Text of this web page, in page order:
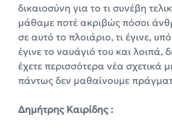
δικαιοσύνη για το τι συνέβη
μάθαμε ποτέ ακριβώς πόσοι
σε αυτό το πλοιάριο, τι έγινε,
έγινε το ναυάγιό του και λοιπά,
έχετε περισσότερα νέα σχετικά
πάντως δεν μαθαίνουμε
Δημήτρης Καιρίδης :